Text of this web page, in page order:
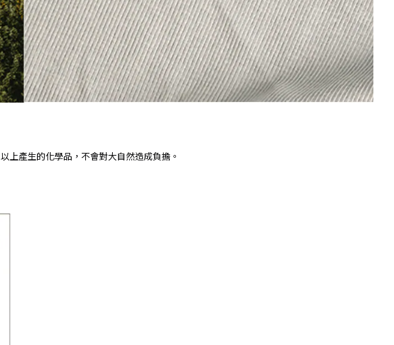
以上產生的化學品， 不會對大自然造成負擔。